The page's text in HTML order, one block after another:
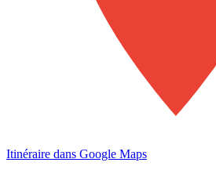
Itinéraire dans Google Maps